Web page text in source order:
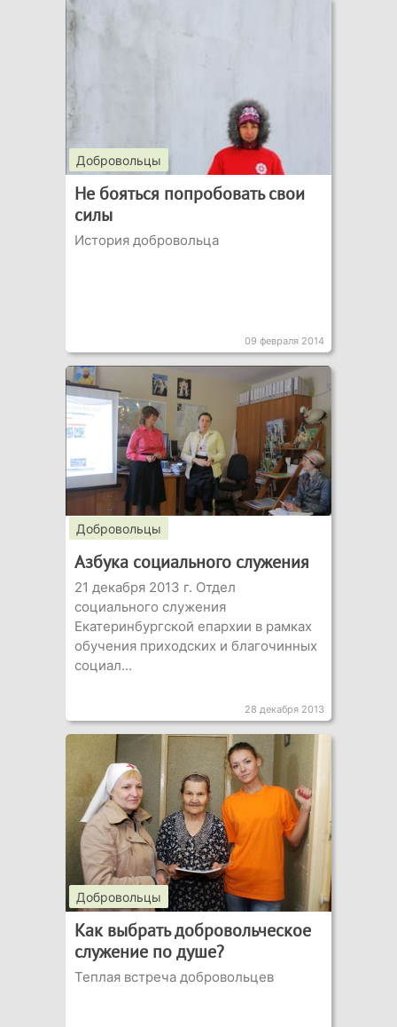
Добровольцы
Не бояться попробовать свои
силы
История добровольца
09 февраля 2014
Добровольцы
Азбука социального служения
21 декабря 2013 г. Отдел
социального служения
Екатеринбургской епархии в рамках
обучения приходских и благочинных
социал...
28 декабря 2013
Добровольцы
Как выбрать добровольческое
служение по душе?
Теплая встреча добровольцев